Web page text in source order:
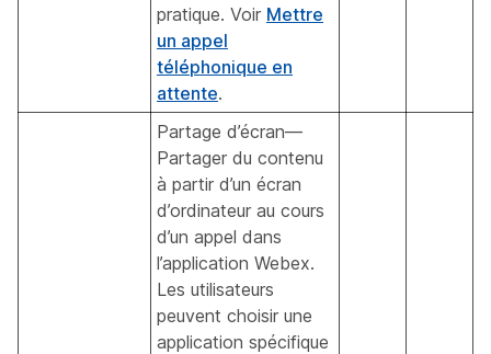
pratique. Voir Mettre
un appel
téléphonique en
attente.
Partage d’écran—
Partager du contenu
à partir d’un écran
d’ordinateur au cours
d’un appel dans
l’application Webex.
Les utilisateurs
peuvent choisir une
application spécifique